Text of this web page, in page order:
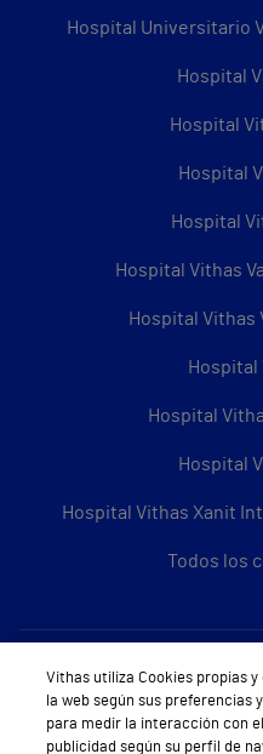
Hospital Universitario
Hospital
Hospital
Hospital
Hospital
Hospital Vithas
Hospital Vithas
Hospital
Hospital
Hospital
Hospital Vithas Xanit
Todos los
Vithas utiliza Cookies propias
la web según sus preferencias
para medir la interacción con
publicidad según su perfil de